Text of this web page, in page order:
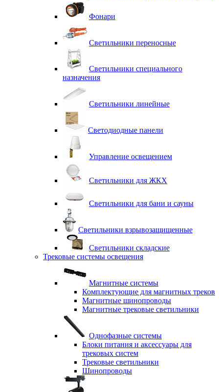
Фонари
Светильники переносные
Светильники специального
назначения
Светильники линейные
Светодиодные панели
Управление освещением
Светильники для ЖКХ
Светильники для бани и сауны
Светильники взрывозащищенные
Светильники складские
Трековые системы освещения
Магнитные системы
Комплектующие для магнитных треков
Магнитные шинопроводы
Магнитные трековые светильники
Однофазные системы
Блоки питания и аксессуары для
трековых систем
Трековые светильники
Шинопроводы